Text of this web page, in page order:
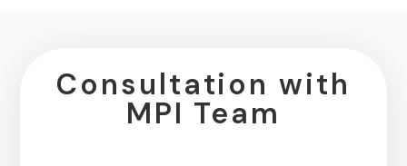
Consultation with
MPI Team